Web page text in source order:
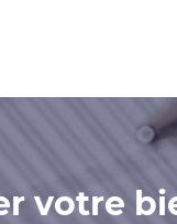
votre